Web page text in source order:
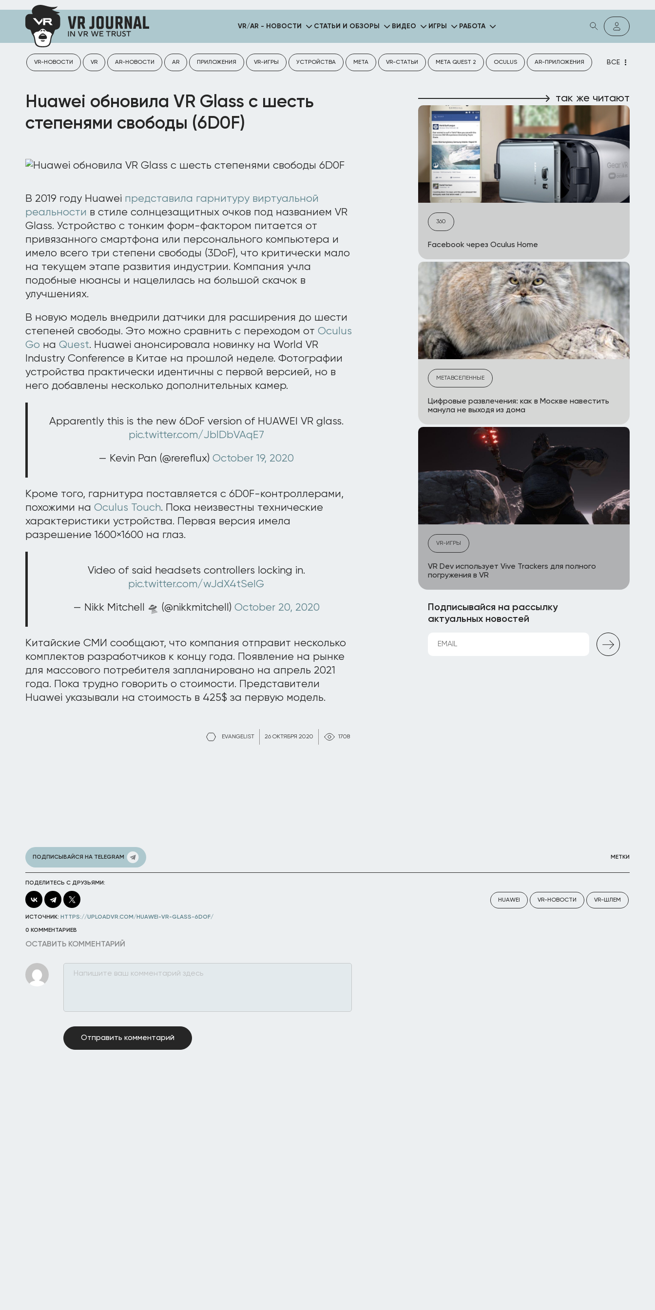
VR/AR - НОВОСТИ СТАТЬИ И ОБЗОРЫ ВИДЕО ИГРЫ РАБОТА
VR-НОВОСТИ VR AR-НОВОСТИ AR ПРИЛОЖЕНИЯ VR-ИГРЫ УСТРОЙСТВА META VR-СТАТЬИ META QUEST 2 OCULUS AR-ПРИЛОЖЕНИЯ ВСЕ
EVANGELIST 26 ОКТЯБРЯ 2020 1708
Huawei обновила VR Glass с шесть
степенями свободы (6D0F)
В 2019 году Huawei представила гарнитуру виртуальной
реальности в стиле солнцезащитных очков под названием VR
Glass. Устройство с тонким форм-фактором питается от
привязанного смартфона или персонального компьютера и
имело всего три степени свободы (3DoF), что критически мало
на текущем этапе развития индустрии. Компания учла
подобные нюансы и нацелилась на большой скачок в
улучшениях.
В новую модель внедрили датчики для расширения до шести
степеней свободы. Это можно сравнить с переходом от Oculus
Go на Quest. Huawei анонсировала новинку на World VR
Industry Conference в Китае на прошлой неделе. Фотографии
устройства практически идентичны с первой версией, но в
него добавлены несколько дополнительных камер.
Apparently this is the new 6DoF version of HUAWEI VR glass.
pic.twitter.com/JblDbVAqE7
— Kevin Pan (@rereflux) October 19, 2020
Кроме того, гарнитура поставляется с 6D0F-контроллерами,
похожими на Oculus Touch. Пока неизвестны технические
характеристики устройства. Первая версия имела
разрешение 1600×1600 на глаз.
Video of said headsets controllers locking in.
pic.twitter.com/wJdX4tSeIG
— Nikk Mitchell 🛸 (@nikkmitchell) October 20, 2020
Китайские СМИ сообщают, что компания отправит несколько
комплектов разработчиков к концу года. Появление на рынке
для массового потребителя запланировано на апрель 2021
года. Пока трудно говорить о стоимости. Представители
Huawei указывали на стоимость в 425$ за первую модель.
так же читают
360
Facebook через Oculus Home
МЕТАВСЕЛЕННЫЕ
Цифровые развлечения: как в Москве навестить
манула не выходя из дома
VR-ИГРЫ
VR Dev использует Vive Trackers для полного
погружения в VR
Подписывайся на рассылку
актуальных новостей
ПОДПИСЫВАЙСЯ НА TELEGRAM МЕТКИ
ПОДЕЛИТЕСЬ С ДРУЗЬЯМИ:
HUAWEI VR-НОВОСТИ VR-ШЛЕМ
ИСТОЧНИК: HTTPS://UPLOADVR.COM/HUAWEI-VR-GLASS-6DOF/
0 КОММЕНТАРИЕВ
ОСТАВИТЬ КОММЕНТАРИЙ